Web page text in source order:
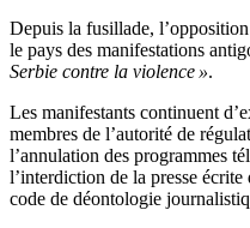
Depuis la fusillade,
le pays des manifestations
Serbie contre la violence ».
Les manifestants continuent
membres de l’autorité de
l’annulation des programmes
l’interdiction de la presse
code de déontologie